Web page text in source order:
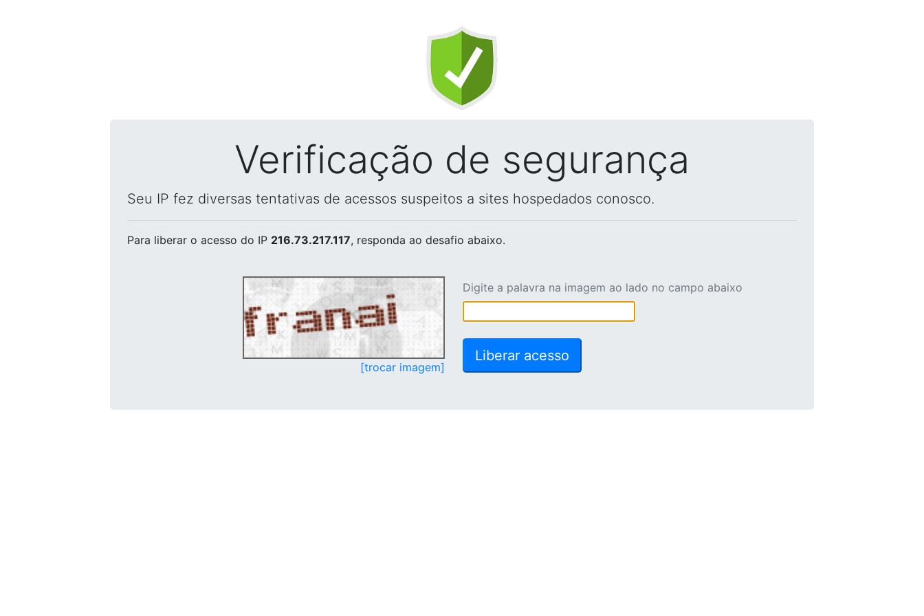
Verificação de segurança
Seu IP fez diversas tentativas de acessos suspeitos a sites hospedados conosco.
Para liberar o acesso do IP 216.73.217.117, responda ao desafio abaixo.
[trocar imagem]
Digite a palavra na imagem ao lado no campo abaixo